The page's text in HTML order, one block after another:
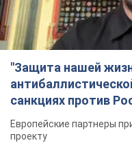
"Защита нашей
санкциях против
Видео
Европейские партнеры
проекту